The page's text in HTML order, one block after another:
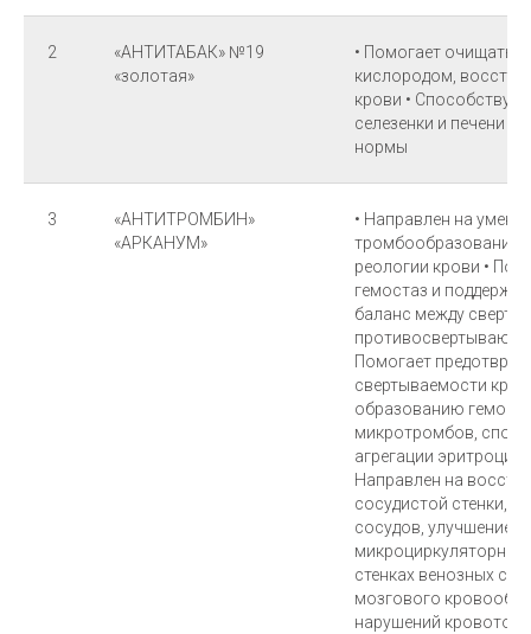
2
«АНТИТАБАК» №19
«золотая»
• Помогает очищать
кислородом,
крови •
селезенки и печени в
нормы
3
«АНТИТРОМБИН»
«АРКАНУМ»
• Направлен на
тромбообразования,
реологии крови •
гемостаз и
баланс между
Помогает
свертываемости
образованию
микротромбов,
агрегации
Направлен на
сосудистой стенки,
сосудов, улучшение
стенках венозных
мозгового
нарушений